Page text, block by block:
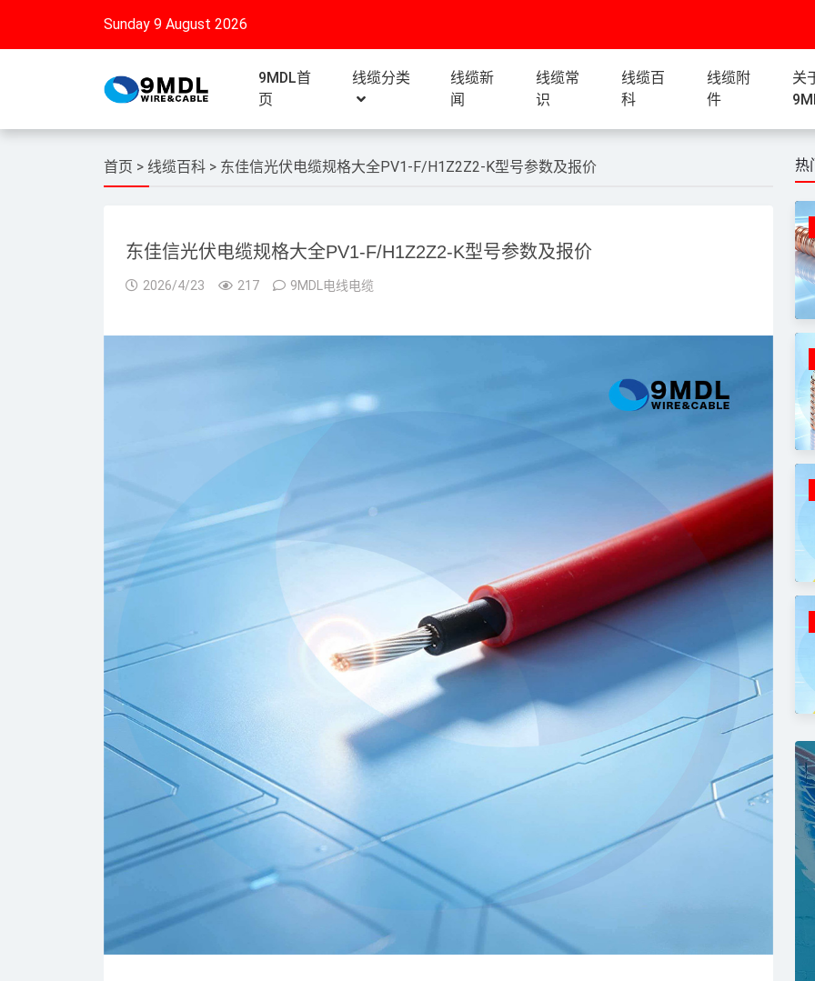
Sunday 9 August 2026
9MDL首
页
线缆分类
线缆新
闻
线缆常
识
线缆百
科
线缆附
件
关
首页 > 线缆百科 > 东佳信光伏电缆规格大全PV1-F/H1Z2Z2-K型号参数及报价
东佳信光伏电缆规格大全PV1-F/H1Z2Z2-K型号参数及报价
2026/4/23 217 9MDL电线电缆
热